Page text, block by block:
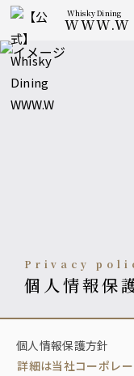
Whisky Dining
WWW.W
privacy
個人情報保
個人情報保護方針
詳細は当社コーポレ